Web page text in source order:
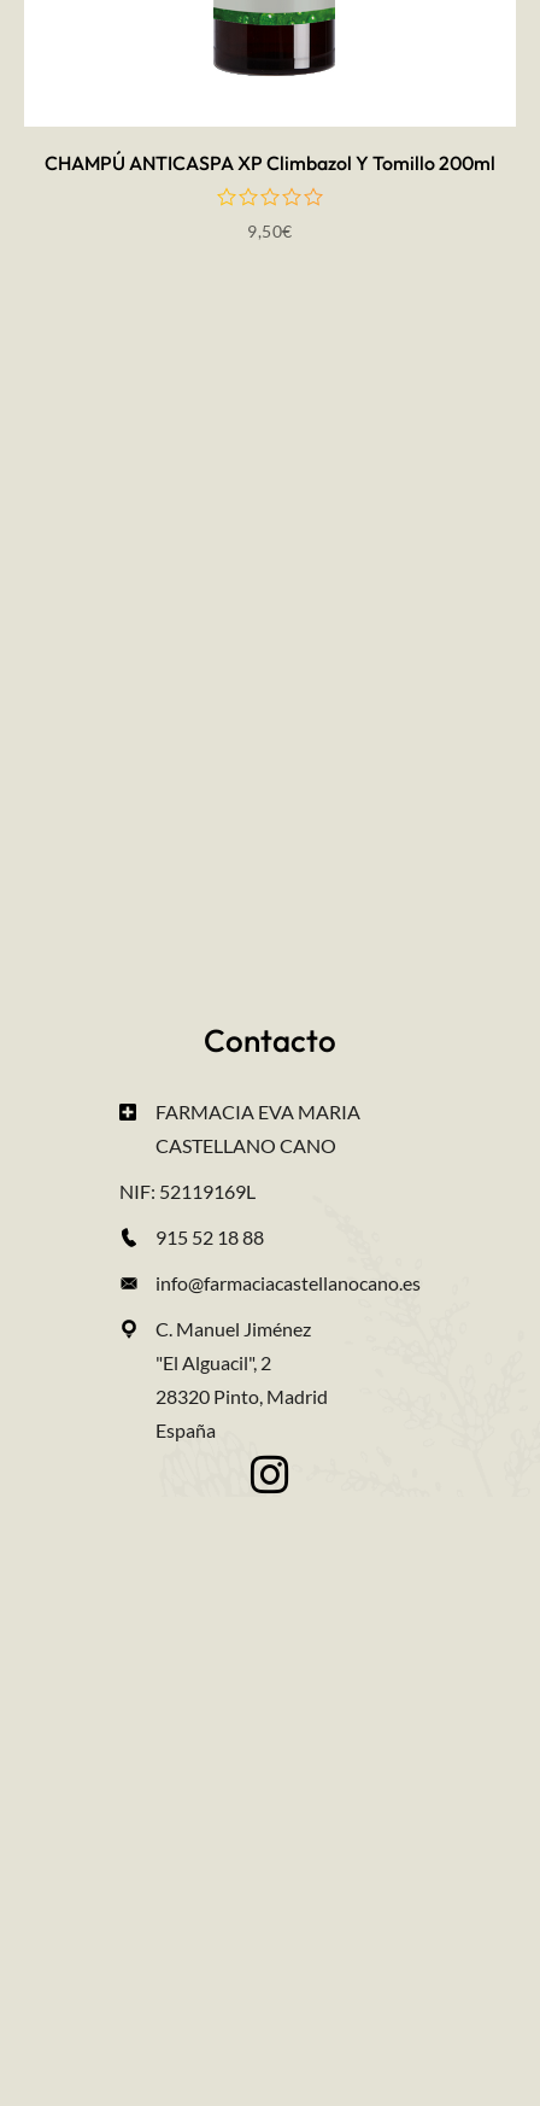
CHAMPÚ ANTICASPA XP Climbazol Y Tomillo 200ml
9,50€
Contacto
FARMACIA EVA MARIA
CASTELLANO CANO
NIF: 52119169L
915 52 18 88
info@farmaciacastellanocano.es
C. Manuel Jiménez
"El Alguacil", 2
28320 Pinto, Madrid
España